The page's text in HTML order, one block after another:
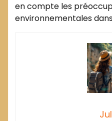
en compte les
environnementales